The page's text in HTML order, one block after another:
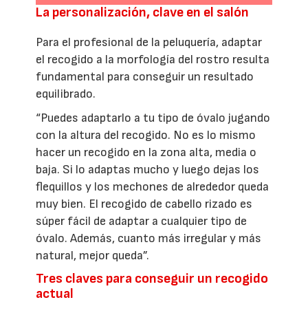
La personalización, clave en el salón
Para el profesional de la peluquería, adaptar
el recogido a la morfología del rostro resulta
fundamental para conseguir un resultado
equilibrado.
“Puedes adaptarlo a tu tipo de óvalo jugando
con la altura del recogido. No es lo mismo
hacer un recogido en la zona alta, media o
baja. Si lo adaptas mucho y luego dejas los
flequillos y los mechones de alrededor queda
muy bien. El recogido de cabello rizado es
súper fácil de adaptar a cualquier tipo de
óvalo. Además, cuanto más irregular y más
natural, mejor queda”.
Tres claves para conseguir un recogido
actual